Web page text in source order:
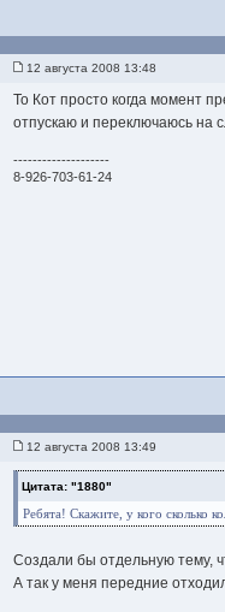
12 августа 2008 13:48
То Кот просто когда момент
отпускаю и переключаюсь на
--------------------
8-926-703-61-24
12 августа 2008 13:49
Цитата: "1880"
Ребята! Скажите, у кого сколько
Создали бы отдельную тему,
А так у меня передние